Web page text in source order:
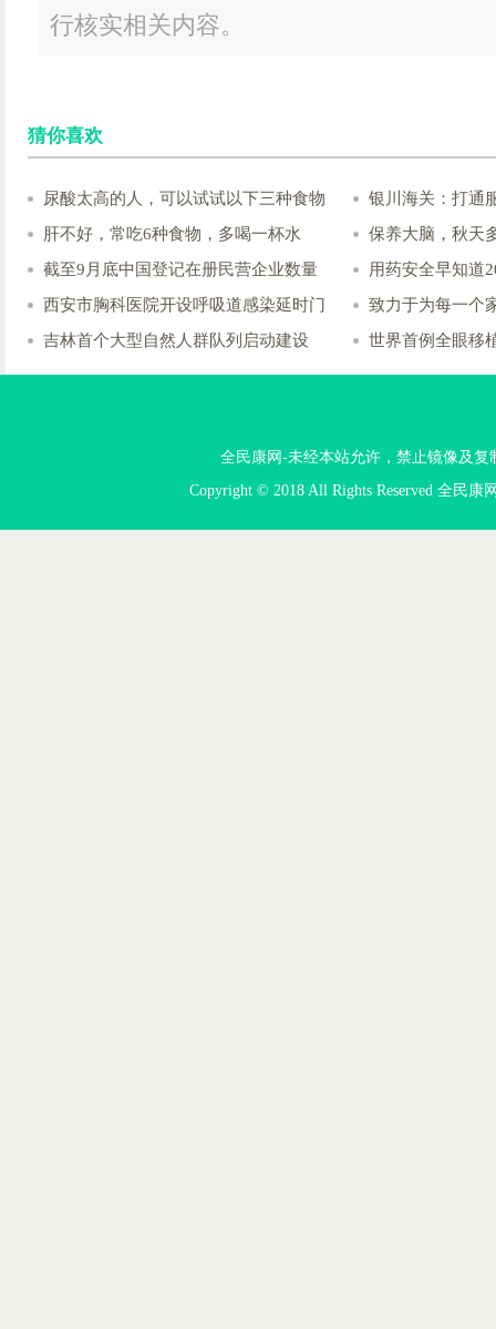
行核实相关内容。
猜你喜欢
尿酸太高的人，可以试试以下三种食物
银川海关：打通
肝不好，常吃6种食物，多喝一杯水
保养大脑，秋天
截至9月底中国登记在册民营企业数量
用药安全早知道
西安市胸科医院开设呼吸道感染延时门
致力于为每一个
吉林首个大型自然人群队列启动建设
世界首例全眼移
全民康网-未经本站允许，禁止镜像及复
Copyright © 2018 All Rights Reserved 全民康